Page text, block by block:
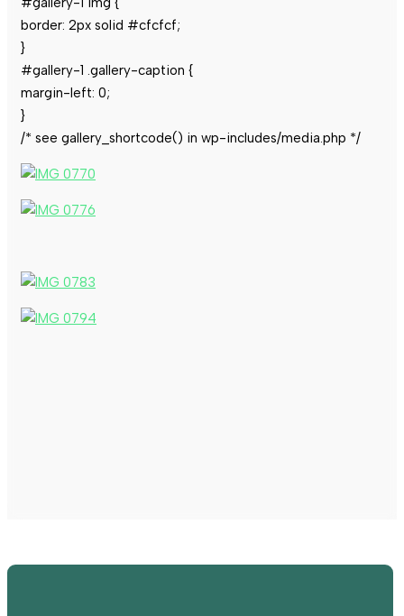
border: 2px solid #cfcfcf;
}
#gallery-1 .gallery-caption {
margin-left: 0;
}
/* see gallery_shortcode() in wp-includes/media.php */